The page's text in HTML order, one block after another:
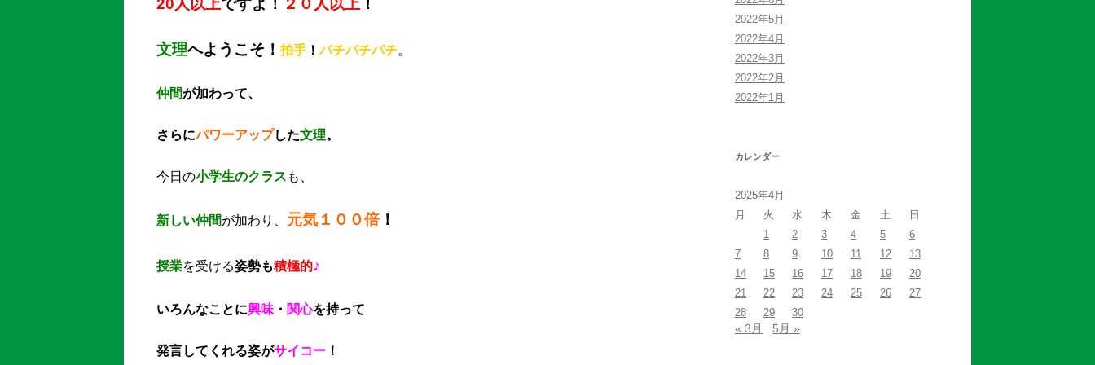
文理へようこそ！ 拍手 ！パチパチパチ。
仲間が加わって、
さらにパワーアップした文理。
今日の小学生のクラス も、
新しい仲間が加わり、 元気１００倍！
授業を受ける姿勢も積極的♪
いろんなことに興味 ・ 関心を持って
発言してくれる姿がサイコー ！
2022年5月
2022年4月
2022年3月
2022年2月
2022年1月
カレンダー
2025年4月
月
火 水 木 金 土
日
1
2 3 4 5
6
7
8 9 10 11 12
13
14
15 16 17 18 19
20
21
22 23 24 25 26
27
28
29 30
« 3月 5月 »